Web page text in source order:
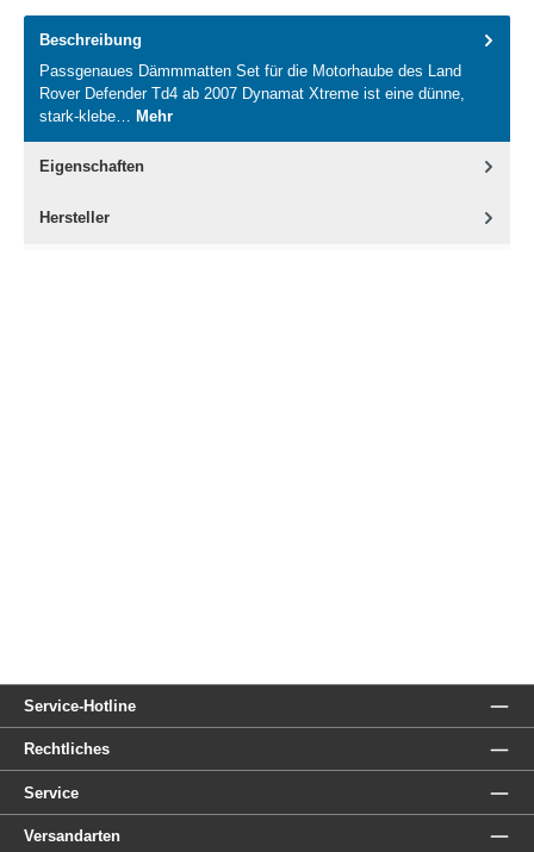
Beschreibung
Passgenaues Dämmmatten Set für die Motorhaube des Land
Rover Defender Td4 ab 2007 Dynamat Xtreme ist eine dünne,
stark-klebe… Mehr
Eigenschaften
Hersteller
Service-Hotline
Rechtliches
Service
Versandarten